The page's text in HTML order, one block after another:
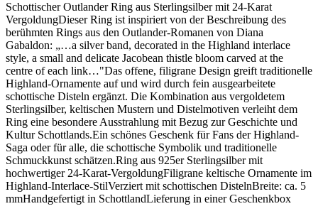
Schottischer Outlander Ring aus Sterlingsilber mit 24-Karat
VergoldungDieser Ring ist inspiriert von der Beschreibung des
berühmten Rings aus den Outlander-Romanen von Diana
Gabaldon: „…a silver band, decorated in the Highland interlace
style, a small and delicate Jacobean thistle bloom carved at the
centre of each link…"Das offene, filigrane Design greift traditionelle
Highland-Ornamente auf und wird durch fein ausgearbeitete
schottische Disteln ergänzt. Die Kombination aus vergoldetem
Sterlingsilber, keltischen Mustern und Distelmotiven verleiht dem
Ring eine besondere Ausstrahlung mit Bezug zur Geschichte und
Kultur Schottlands.Ein schönes Geschenk für Fans der Highland-
Saga oder für alle, die schottische Symbolik und traditionelle
Schmuckkunst schätzen.Ring aus 925er Sterlingsilber mit
hochwertiger 24-Karat-VergoldungFiligrane keltische Ornamente im
Highland-Interlace-StilVerziert mit schottischen DistelnBreite: ca. 5
mmHandgefertigt in SchottlandLieferung in einer Geschenkbox